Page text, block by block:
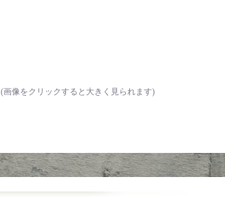
(画像をクリックすると大きく見られます)